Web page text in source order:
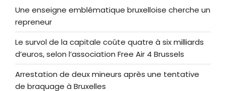
Une enseigne emblématique bruxelloise cherche un
repreneur
Le survol de la capitale coûte quatre à six milliards
d’euros, selon l’association Free Air 4 Brussels
Arrestation de deux mineurs après une tentative
de braquage à Bruxelles